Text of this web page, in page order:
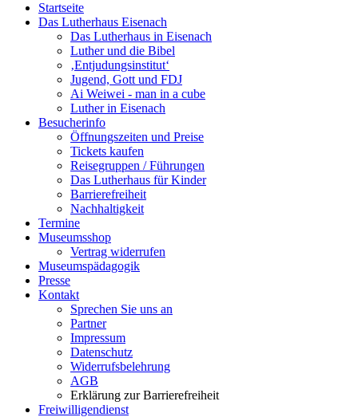
Startseite
Das Lutherhaus Eisenach
Das Lutherhaus in Eisenach
Luther und die Bibel
‚Entjudungsinstitut‘
Jugend, Gott und FDJ
Ai Weiwei - man in a cube
Luther in Eisenach
Besucherinfo
Öffnungszeiten und Preise
Tickets kaufen
Reisegruppen / Führungen
Das Lutherhaus für Kinder
Barrierefreiheit
Nachhaltigkeit
Termine
Museumsshop
Vertrag widerrufen
Museumspädagogik
Presse
Kontakt
Sprechen Sie uns an
Partner
Impressum
Datenschutz
Widerrufsbelehrung
AGB
Erklärung zur Barrierefreiheit
Freiwilligendienst